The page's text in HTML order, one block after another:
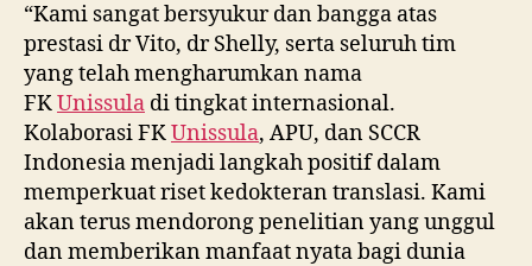
“Kami sangat bersyukur dan bangga atas
prestasi dr Vito, dr Shelly, serta seluruh tim
yang telah mengharumkan nama
FKUnissula di tingkat internasional.
Kolaborasi FKUnissula, APU, dan SCCR
Indonesia menjadi langkah positif dalam
memperkuat riset kedokteran translasi. Kami
akan terus mendorong penelitian yang unggul
dan memberikan manfaat nyata bagi dunia